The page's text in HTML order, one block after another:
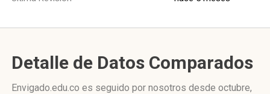
Detalle de Datos Comparados
Envigado.edu.co es seguido por nosotros desde octubre,